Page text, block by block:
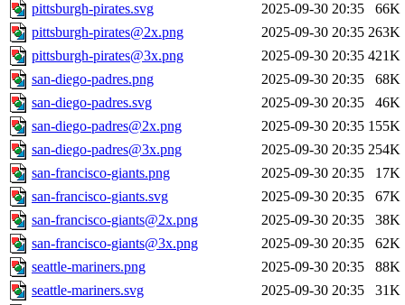
pittsburgh-pirates.svg
2025-09-30 20:35
66K
pittsburgh-pirates@2x.png
2025-09-30 20:35 263K
pittsburgh-pirates@3x.png
2025-09-30 20:35 421K
san-diego-padres.png
2025-09-30 20:35
68K
san-diego-padres.svg
2025-09-30 20:35
46K
san-diego-padres@2x.png
2025-09-30 20:35 155K
san-diego-padres@3x.png
2025-09-30 20:35 254K
san-francisco-giants.png
2025-09-30 20:35
17K
san-francisco-giants.svg
2025-09-30 20:35
67K
san-francisco-giants@2x.png
2025-09-30 20:35
38K
san-francisco-giants@3x.png
2025-09-30 20:35
62K
seattle-mariners.png
2025-09-30 20:35
88K
seattle-mariners.svg
2025-09-30 20:35
31K